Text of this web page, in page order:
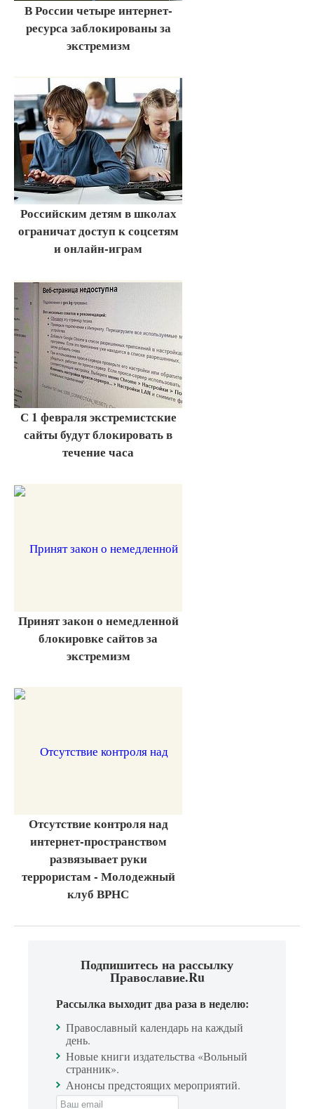
В России четыре интернет-
ресурса заблокированы за
экстремизм
Российским детям в школах
ограничат доступ к соцсетям
и онлайн-играм
С 1 февраля экстремистские
сайты будут блокировать в
течение часа
Принят закон о немедленной
блокировке сайтов за
экстремизм
Отсутствие контроля над
интернет-пространством
развязывает руки
террористам - Молодежный
клуб ВРНС
Подпишитесь на рассылку
Православие.Ru
Рассылка выходит два раза в неделю:
Православный календарь на каждый
день.
Новые книги издательства «Вольный
странник».
Анонсы предстоящих мероприятий.